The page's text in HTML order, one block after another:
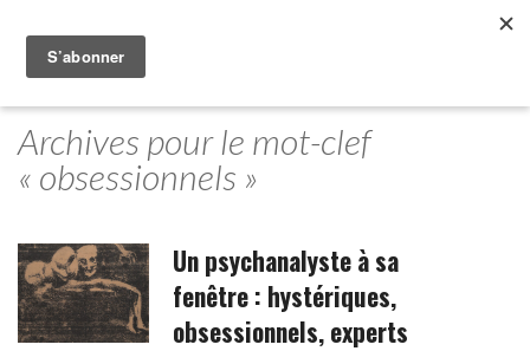
Archives pour le mot-clef
« obsessionnels »
Un psychanalyste à sa
fenêtre : hystériques,
obsessionnels, experts